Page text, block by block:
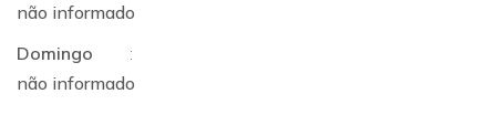
não informado
Domingo
:
não informado